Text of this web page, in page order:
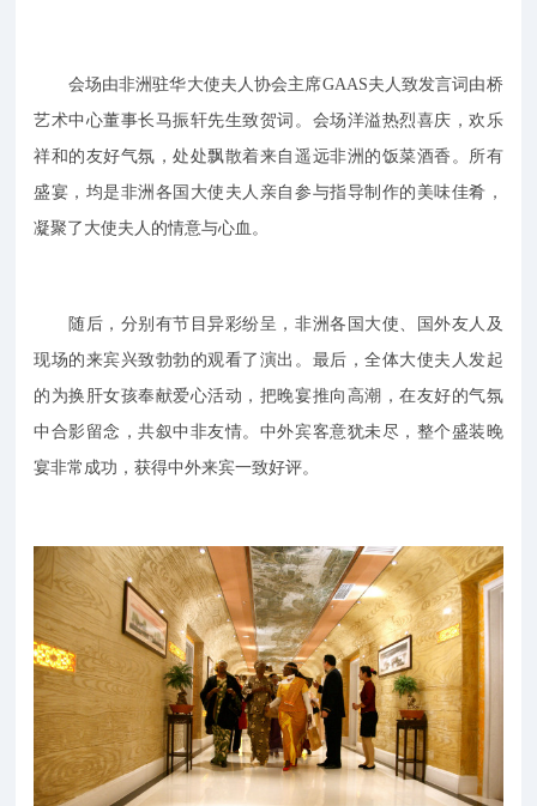
会场由非洲驻华大使夫人协会主席GAAS夫人致发言词由桥
艺术中心董事长马振轩先生致贺词。会场洋溢热烈喜庆，欢乐
祥和的友好气氛，处处飘散着来自遥远非洲的饭菜酒香。所有
盛宴，均是非洲各国大使夫人亲自参与指导制作的美味佳肴，
凝聚了大使夫人的情意与心血。
随后，分别有节目异彩纷呈，非洲各国大使、国外友人及
现场的来宾兴致勃勃的观看了演出。最后，全体大使夫人发起
的为换肝女孩奉献爱心活动，把晚宴推向高潮，在友好的气氛
中合影留念，共叙中非友情。中外宾客意犹未尽，整个盛装晚
宴非常成功，获得中外来宾一致好评。